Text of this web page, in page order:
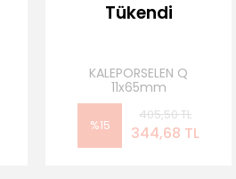
Tükendi
KALEPORSELEN Q
11x65mm
%15
405,50 TL
344,68 TL